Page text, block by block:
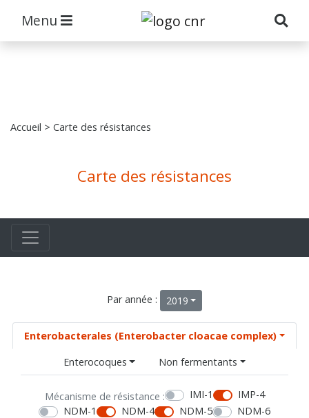
Menu
Accueil > Carte des résistances
Carte des résistances
Par année : 2019
Enterobacterales (Enterobacter cloacae complex)
Enterocoques
Non fermentants
Mécanisme de résistance : IMI-1
IMP-4
NDM-1
NDM-4 NDM-5
NDM-6